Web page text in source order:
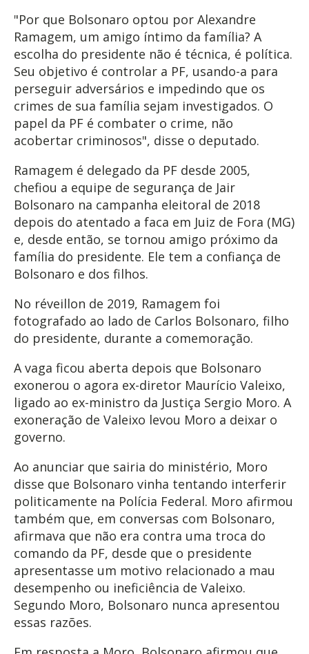
"Por que Bolsonaro optou por Alexandre
Ramagem, um amigo íntimo da família? A
escolha do presidente não é técnica, é política.
Seu objetivo é controlar a PF, usando-a para
perseguir adversários e impedindo que os
crimes de sua família sejam investigados. O
papel da PF é combater o crime, não
acobertar criminosos", disse o deputado.
Ramagem é delegado da PF desde 2005,
chefiou a equipe de segurança de Jair
Bolsonaro na campanha eleitoral de 2018
depois do atentado a faca em Juiz de Fora (MG)
e, desde então, se tornou amigo próximo da
família do presidente. Ele tem a confiança de
Bolsonaro e dos filhos.
No réveillon de 2019, Ramagem foi
fotografado ao lado de Carlos Bolsonaro, filho
do presidente, durante a comemoração.
A vaga ficou aberta depois que Bolsonaro
exonerou o agora ex-diretor Maurício Valeixo,
ligado ao ex-ministro da Justiça Sergio Moro. A
exoneração de Valeixo levou Moro a deixar o
governo.
Ao anunciar que sairia do ministério, Moro
disse que Bolsonaro vinha tentando interferir
politicamente na Polícia Federal. Moro afirmou
também que, em conversas com Bolsonaro,
afirmava que não era contra uma troca do
comando da PF, desde que o presidente
apresentasse um motivo relacionado a mau
desempenho ou ineficiência de Valeixo.
Segundo Moro, Bolsonaro nunca apresentou
essas razões.